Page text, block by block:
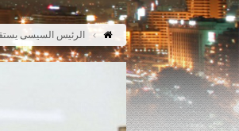
الرئيس السيسى